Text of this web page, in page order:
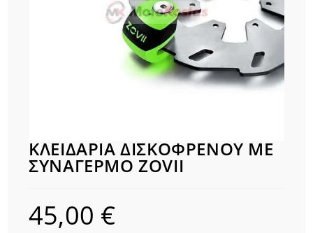
ΚΛΕΙΔΑΡΙΑ ΔΙΣΚΟΦΡΕΝΟΥ ΜΕ
ΣΥΝΑΓΕΡΜΟ ZOVII
45,00 €